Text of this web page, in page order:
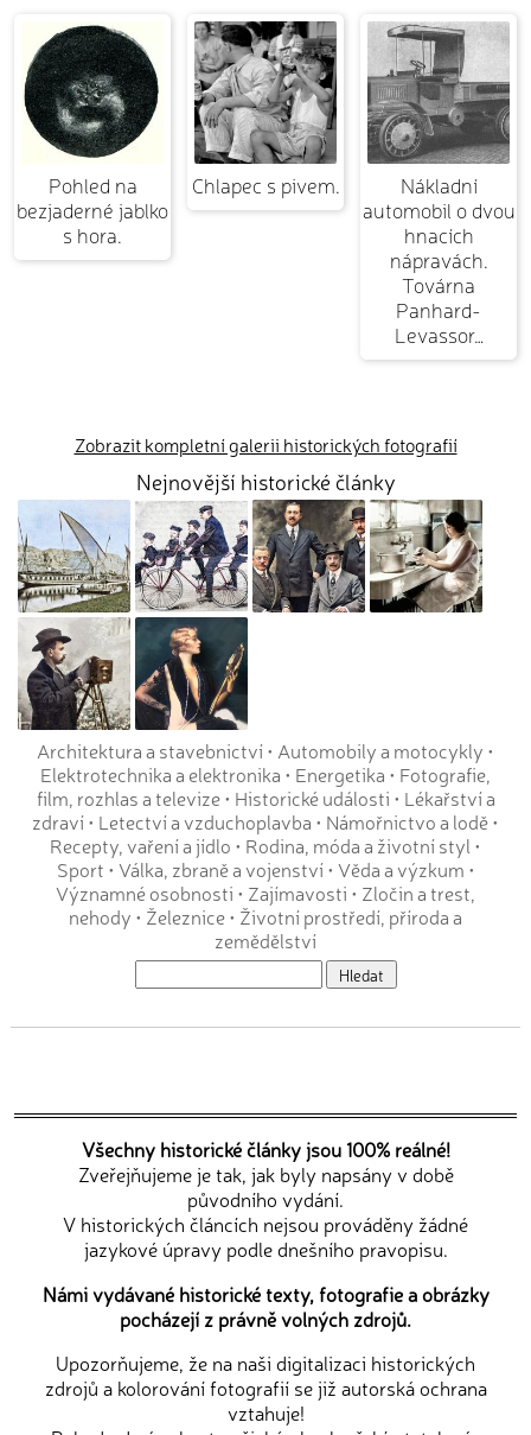
Pohled na
bezjaderné jablko
s hora.
Chlapec s pivem.
Nákladní
automobil o dvou
hnacích
nápravách.
Továrna
Panhard-
Levassor…
Zobrazit kompletní galerii historických fotografií
Nejnovější historické články
Architektura a stavebnictví• Automobily a motocykly •
Elektrotechnika a elektronika • Energetika • Fotografie,
film, rozhlas a televize• Historické události • Lékařství a
zdraví• Letectví a vzduchoplavba • Námořnictvo a lodě•
Recepty, vaření a jídlo • Rodina, móda a životní styl •
Sport • Válka, zbraně a vojenství• Věda a výzkum •
Významné osobnosti • Zajímavosti • Zločin a trest,
nehody • Železnice• Životní prostředí, příroda a
zemědělství
Všechny historické články jsou 100% reálné!
Zveřejňujeme je tak, jak byly napsány v době
původního vydání.
V historických článcích nejsou prováděny žádné
jazykové úpravy podle dnešního pravopisu.
Námi vydávané historické texty, fotografie a obrázky
pocházejí z právně volných zdrojů.
Upozorňujeme, že na naši digitalizaci historických
zdrojů a kolorování fotografií se již autorská ochrana
vztahuje!